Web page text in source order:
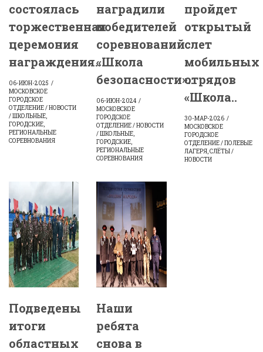
состоялась
торжественная
церемония
награждения..
06-ИЮН-2025
МОСКОВСКОЕ
ГОРОДСКОЕ
ОТДЕЛЕНИЕ / НОВОСТИ
/ ШКОЛЬНЫЕ,
ГОРОДСКИЕ,
РЕГИОНАЛЬНЫЕ
СОРЕВНОВАНИЯ
наградили
победителей
соревнований
«Школа
безопасности»..
06-ИЮН-2024
МОСКОВСКОЕ
ГОРОДСКОЕ
ОТДЕЛЕНИЕ / НОВОСТИ
/ ШКОЛЬНЫЕ,
ГОРОДСКИЕ,
РЕГИОНАЛЬНЫЕ
СОРЕВНОВАНИЯ
пройдет
открытый
слет
мобильных
отрядов
«Школа..
30-МАР-2026
МОСКОВСКОЕ
ГОРОДСКОЕ
ОТДЕЛЕНИЕ / ПОЛЕВЫЕ
ЛАГЕРЯ, СЛЁТЫ /
НОВОСТИ
Подведены
итоги
областных
Наши
ребята
снова в